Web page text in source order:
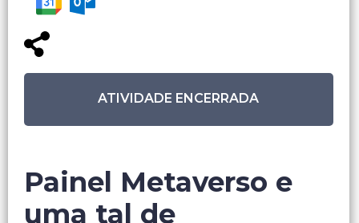
ATIVIDADE ENCERRADA
Painel Metaverso e
uma tal de